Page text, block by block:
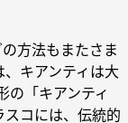
方法もまたさま
キアンティは大
の「キアンティ
コには、伝統的